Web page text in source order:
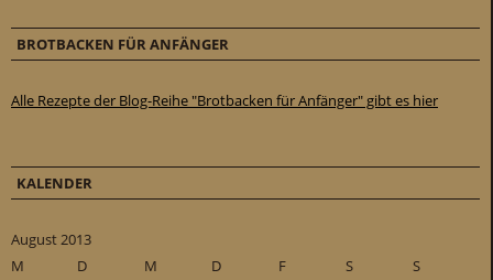
BROTBACKEN FÜR ANFÄNGER
Alle Rezepte der Blog-Reihe "Brotbacken für Anfänger" gibt es hier
KALENDER
August 2013
M
D M D F S
S